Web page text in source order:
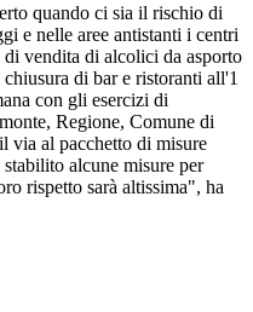
quando ci sia il rischio di
e nelle aree antistanti i centri
vendita di alcolici da asporto
di bar e ristoranti all'1
con gli esercizi di
Regione, Comune di
via al pacchetto di misure
alcune misure per
rispetto sarà altissima", ha